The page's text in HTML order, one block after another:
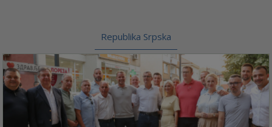
Republika Srpska